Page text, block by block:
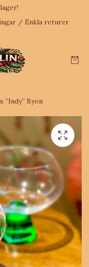
/ Enkla returer
”Indy” Byon